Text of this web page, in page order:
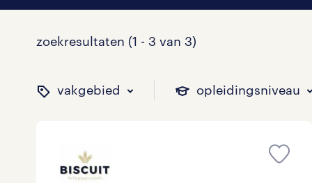
zoekresultaten (1 - 3 van 3)
vakgebied opleidingsniveau
binnen welk vakgebied
op welk niveau zoek je
hoeveel uren per week
welk soort